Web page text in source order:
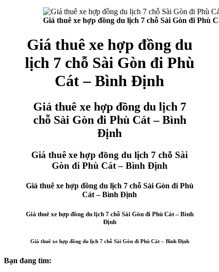
Giá thuê xe hợp đồng du lịch 7 chỗ Sài Gòn đi Phù
Giá thuê xe hợp đồng du
lịch 7 chỗ Sài Gòn đi Phù
Cát – Bình Định
Giá thuê xe hợp đồng du lịch 7
chỗ Sài Gòn đi Phù Cát – Bình
Định
Giá thuê xe hợp đồng du lịch 7 chỗ Sài
Gòn đi Phù Cát – Bình Định
Giá thuê xe hợp đồng du lịch 7 chỗ Sài Gòn đi Phù
Cát – Bình Định
Giá thuê xe hợp đồng du lịch 7 chỗ Sài Gòn đi Phù Cát – Bình
Định
Giá thuê xe hợp đồng du lịch 7 chỗ Sài Gòn đi Phù Cát – Bình Định
Bạn đang tìm: